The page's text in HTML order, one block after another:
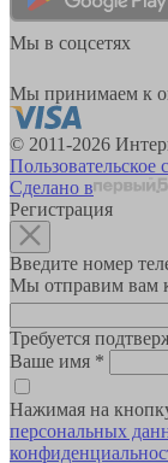
Мы в соцсетях
Мы принимаем к
© 2011-2026
Пользовательское
Сделано в
Регистрация
Введите номер
Мы отправим вам
Требуется
Ваше имя *
Нажимая на
персональных